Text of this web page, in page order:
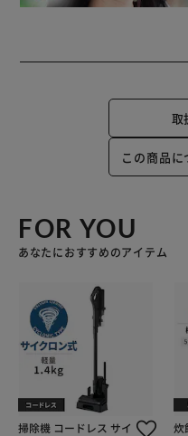
取
この商品
FOR YOU
あなたにおすすめのアイテム
掃除機 コードレス サイ
炊